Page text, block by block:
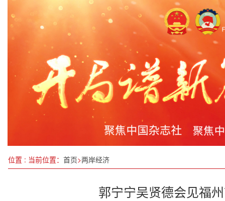
关于“十五五”规划教育领域中魔术理论教育研究的
中国多所高校加大力度培养人工智能人才
工信部：推动绿色低碳产业发展加快转型
2025年广州市市场监管高质量发展工作会议召开
反腐败：为了人民的幸福安康
我国成功发射武汉一号卫星、超低轨技术试验卫星
位置 : 当前位置： 首页>两岸经济
郭宁宁吴贤德会见福